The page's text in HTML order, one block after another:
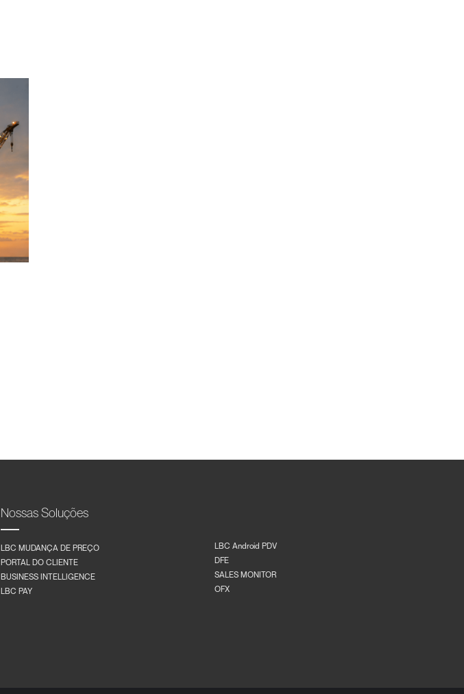
Nossas Soluções
LBC MUDANÇA DE PREÇO
PORTAL DO CLIENTE
BUSINESS INTELLIGENCE
LBC PAY
LBC Android PDV
DFE
SALES MONITOR
OFX